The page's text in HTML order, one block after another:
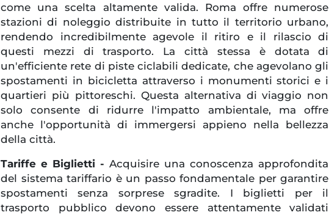
come una scelta altamente valida. Roma offre numerose
stazioni di noleggio distribuite in tutto il territorio urbano,
rendendo incredibilmente agevole il ritiro e il rilascio di
questi mezzi di trasporto. La città stessa è dotata di
un'efficiente rete di piste ciclabili dedicate, che agevolano gli
spostamenti in bicicletta attraverso i monumenti storici e i
quartieri più pittoreschi. Questa alternativa di viaggio non
solo consente di ridurre l'impatto ambientale, ma offre
anche l'opportunità di immergersi appieno nella bellezza
della città.
Tariffe e Biglietti -Acquisire una conoscenza approfondita
del sistema tariffario è un passo fondamentale per garantire
spostamenti senza sorprese sgradite. I biglietti per il
trasporto pubblico devono essere attentamente validati